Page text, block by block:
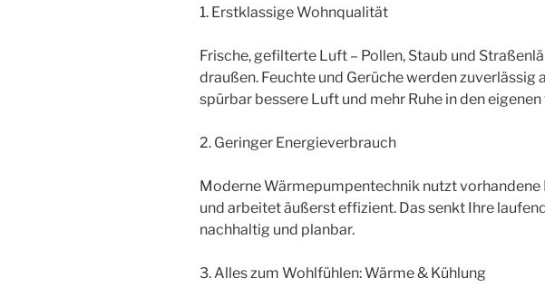
1. Erstklassige Wohnqualität
Frische, gefilterte Luft – Pollen, Staub und
draußen. Feuchte und Gerüche werden zuverlässig
spürbar bessere Luft und mehr Ruhe in den
2. Geringer Energieverbrauch
Moderne Wärmepumpentechnik nutzt
und arbeitet äußerst effizient. Das senkt Ihre
nachhaltig und planbar.
3. Alles zum Wohlfühlen: Wärme & Kühlung